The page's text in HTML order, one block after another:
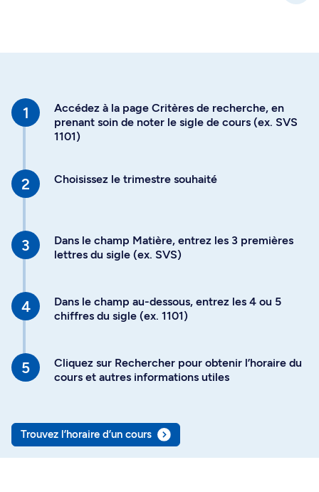
Accédez à la page Critères de recherche, en
prenant soin de noter le sigle de cours (ex. SVS
1101)
Choisissez le trimestre souhaité
Dans le champ Matière, entrez les 3 premières
lettres du sigle (ex. SVS)
Dans le champ au-dessous, entrez les 4 ou 5
chiffres du sigle (ex. 1101)
Cliquez sur Rechercher pour obtenir l’horaire du
cours et autres informations utiles
Trouvez l’horaire d’un cours